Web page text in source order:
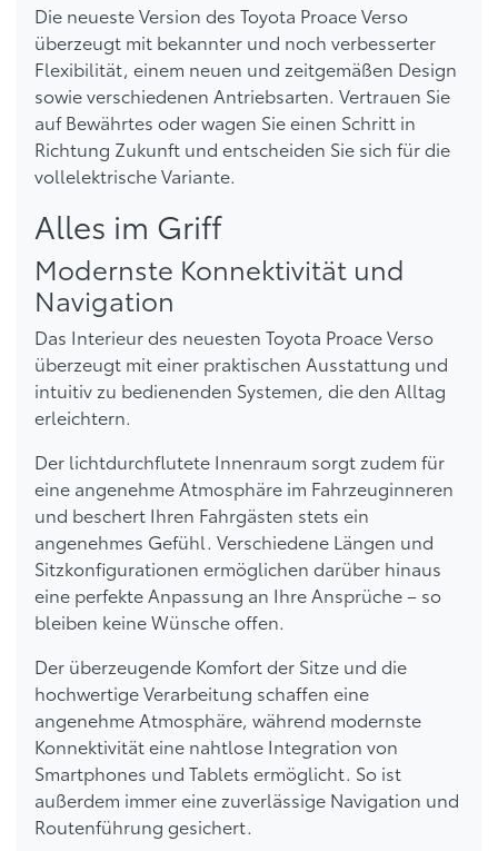
Die neueste Version des Toyota Proace Verso
überzeugt mit bekannter und noch verbesserter
Flexibilität, einem neuen und zeitgemäßen Design
sowie verschiedenen Antriebsarten. Vertrauen Sie
auf Bewährtes oder wagen Sie einen Schritt in
Richtung Zukunft und entscheiden Sie sich für die
vollelektrische Variante.
Alles im Griff
Modernste Konnektivität und
Navigation
Das Interieur des neuesten Toyota Proace Verso
überzeugt mit einer praktischen Ausstattung und
intuitiv zu bedienenden Systemen, die den Alltag
erleichtern.
Der lichtdurchflutete Innenraum sorgt zudem für
eine angenehme Atmosphäre im Fahrzeuginneren
und beschert Ihren Fahrgästen stets ein
angenehmes Gefühl. Verschiedene Längen und
Sitzkonfigurationen ermöglichen darüber hinaus
eine perfekte Anpassung an Ihre Ansprüche – so
bleiben keine Wünsche offen.
Der überzeugende Komfort der Sitze und die
hochwertige Verarbeitung schaffen eine
angenehme Atmosphäre, während modernste
Konnektivität eine nahtlose Integration von
Smartphones und Tablets ermöglicht. So ist
außerdem immer eine zuverlässige Navigation und
Routenführung gesichert.